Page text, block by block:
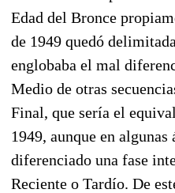
Edad del Bronce
de 1949 quedó
englobaba el mal
Medio de otras
Final, que sería el
1949, aunque en algunas
diferenciado una fase
Reciente o Tardío. De